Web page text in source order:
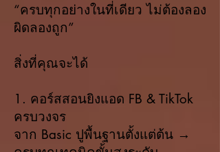
“ครบทุกอย่างในที่เดียว ไม่ต้องลอง
ผิดลองถูก”
สิ่งที่คุณจะได้
1. คอร์สสอนยิงแอด FB & TikTok
ครบวงจร
จาก Basic ปูพื้นฐานตั้งแต่ต้น →